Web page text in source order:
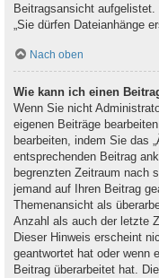
Beitragsansicht aufgelistet.
„Sie dürfen Dateianhänge
Nach oben
Wie kann ich einen
Wenn Sie nicht
eigenen Beiträge
bearbeiten, indem Sie das
entsprechenden Beitrag
begrenzten Zeitraum nach
jemand auf Ihren Beitrag
Themenansicht als
Anzahl als auch der letzte
Dieser Hinweis erscheint
geantwortet hat oder wenn
Beitrag überarbeitet hat.